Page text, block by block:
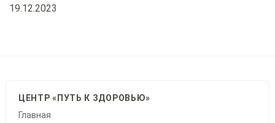
19.12.2023
ЦЕНТР «ПУТЬ К ЗДОРОВЬЮ»
Главная